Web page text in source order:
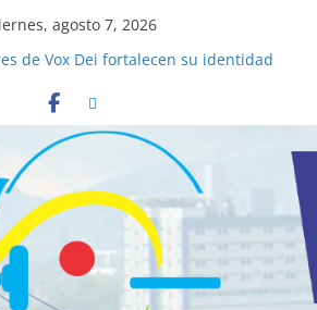
agosto 7, 2026
de Vox Dei fortalecen su identidad
los 5 secretos que tiene
un católico para convertirse en
atrae a cientos de visitantes y
economía local
a la mesa: la importancia de
familia
en común la nueva Película Toy
León XIV